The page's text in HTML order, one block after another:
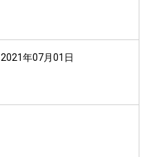
2021年07月01日